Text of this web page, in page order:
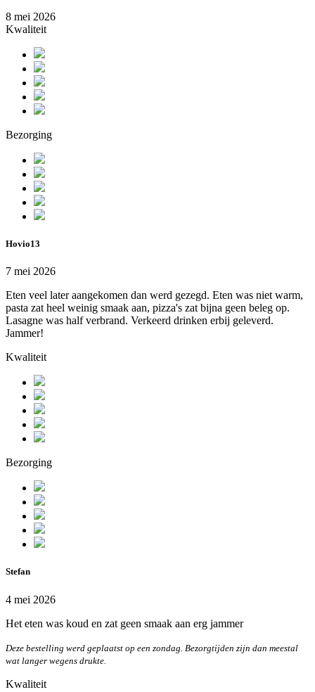
8 mei 2026
Kwaliteit
Bezorging
Hovio13
7 mei 2026
Eten veel later aangekomen dan werd gezegd. Eten was niet warm,
pasta zat heel weinig smaak aan, pizza's zat bijna geen beleg op.
Lasagne was half verbrand. Verkeerd drinken erbij geleverd.
Jammer!
Kwaliteit
Bezorging
Stefan
4 mei 2026
Het eten was koud en zat geen smaak aan erg jammer
Deze bestelling werd geplaatst op een zondag. Bezorgtijden zijn dan meestal
wat langer wegens drukte.
Kwaliteit